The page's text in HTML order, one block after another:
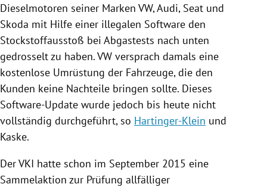
Dieselmotoren seiner Marken VW,Audi, Seat und
Skoda mit Hilfe einer illegalen Software den
Stockstoffausstoß bei Abgastests nach unten
gedrosselt zu haben.VW versprach damals eine
kostenlose Umrüstung der Fahrzeuge, die den
Kunden keine Nachteile bringen sollte. Dieses
Software-Update wurde jedoch bis heute nicht
vollständig durchgeführt, so Hartinger-Klein und
Kaske.
Der VKI hatte schon im September 2015 eine
Sammelaktion zur Prüfung allfälliger